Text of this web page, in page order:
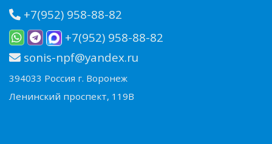
+7(952) 958-88-82
+7(952) 958-88-82
sonis-npf@yandex.ru
394033 Россия г. Воронеж
Ленинский проспект, 119В